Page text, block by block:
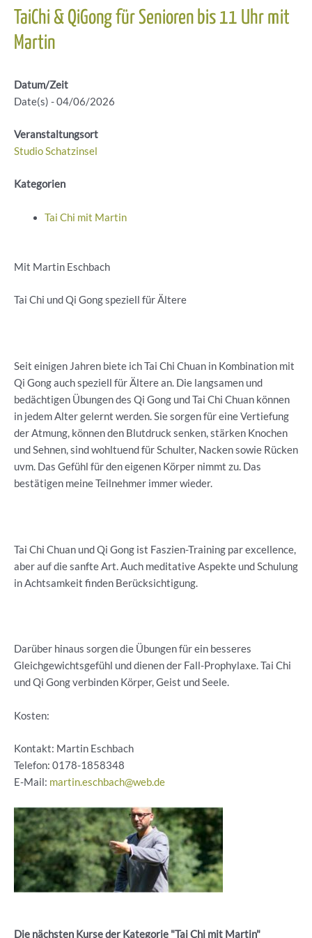
TaiChi & QiGong für Senioren bis 11 Uhr mit
Martin
Datum/Zeit
Date(s) - 04/06/2026
Veranstaltungsort
Studio Schatzinsel
Kategorien
Tai Chi mit Martin
Mit Martin Eschbach
Tai Chi und Qi Gong speziell für Ältere
Seit einigen Jahren biete ich Tai Chi Chuan in Kombination mit
Qi Gong auch speziell für Ältere an. Die langsamen und
bedächtigen Übungen des Qi Gong und Tai Chi Chuan können
in jedem Alter gelernt werden. Sie sorgen für eine Vertiefung
der Atmung, können den Blutdruck senken, stärken Knochen
und Sehnen, sind wohltuend für Schulter, Nacken sowie Rücken
uvm. Das Gefühl für den eigenen Körper nimmt zu. Das
bestätigen meine Teilnehmer immer wieder.
Tai Chi Chuan und Qi Gong ist Faszien-Training par excellence,
aber auf die sanfte Art. Auch meditative Aspekte und Schulung
in Achtsamkeit finden Berücksichtigung.
Darüber hinaus sorgen die Übungen für ein besseres
Gleichgewichtsgefühl und dienen der Fall-Prophylaxe. Tai Chi
und Qi Gong verbinden Körper, Geist und Seele.
Kosten:
Kontakt: Martin Eschbach
Telefon: 0178-1858348
E-Mail: martin.eschbach@web.de
Die nächsten Kurse der Kategorie "Tai Chi mit Martin"